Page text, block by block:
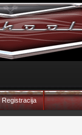
Registracija